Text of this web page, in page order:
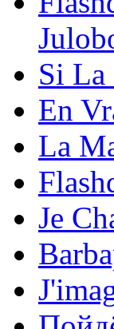
Si La
En
La
Je